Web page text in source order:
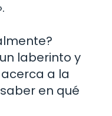
laberinto y
a la
en qué